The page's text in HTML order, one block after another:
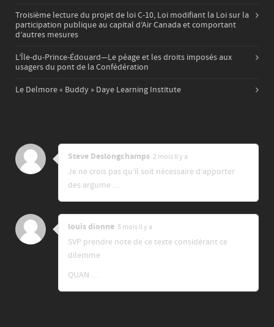
Troisième lecture du projet de loi C-10, Loi modifiant la Loi sur la
participation publique au capital d’Air Canada et comportant
d’autres mesures
L’Île-du-Prince-Édouard—Le péage et les droits imposés aux
usagers du pont de la Confédération
Le Delmore « Buddy » Daye Learning Institute
Steve Deslongchamps 2 mois ll y a
Je ne crois pas qu’il soit nécessaire d’apporter
des argume …
louis dionne 5 mois ll y a
SVP prendre note de ce texte considérant ce
dilemme
QUAN …